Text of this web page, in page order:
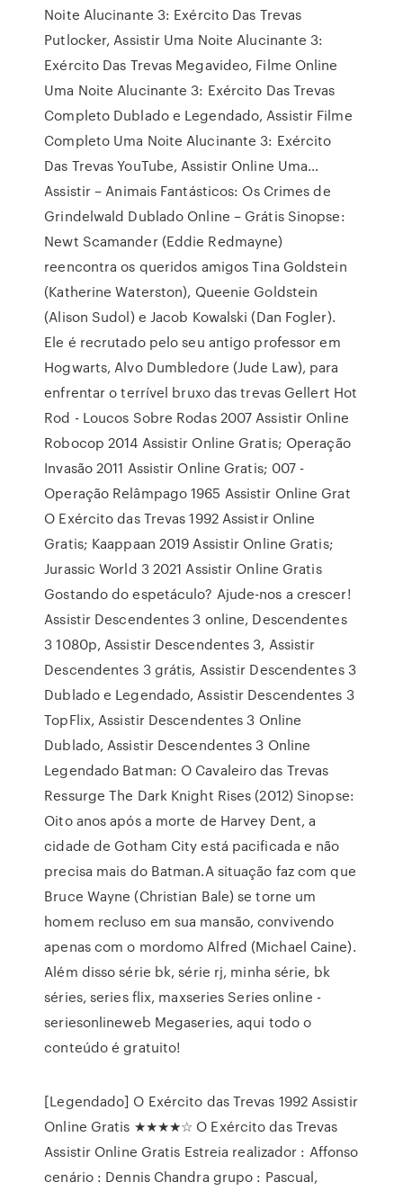
Noite Alucinante 3: Exército Das Trevas
Putlocker, Assistir Uma Noite Alucinante 3:
Exército Das Trevas Megavideo, Filme Online
Uma Noite Alucinante 3: Exército Das Trevas
Completo Dublado e Legendado, Assistir Filme
Completo Uma Noite Alucinante 3: Exército
Das Trevas YouTube, Assistir Online Uma…
Assistir – Animais Fantásticos: Os Crimes de
Grindelwald Dublado Online – Grátis Sinopse:
Newt Scamander (Eddie Redmayne)
reencontra os queridos amigos Tina Goldstein
(Katherine Waterston), Queenie Goldstein
(Alison Sudol) e Jacob Kowalski (Dan Fogler).
Ele é recrutado pelo seu antigo professor em
Hogwarts, Alvo Dumbledore (Jude Law), para
enfrentar o terrível bruxo das trevas Gellert Hot
Rod - Loucos Sobre Rodas 2007 Assistir Online
Robocop 2014 Assistir Online Gratis; Operação
Invasão 2011 Assistir Online Gratis; 007 -
Operação Relâmpago 1965 Assistir Online Grat
O Exército das Trevas 1992 Assistir Online
Gratis; Kaappaan 2019 Assistir Online Gratis;
Jurassic World 3 2021 Assistir Online Gratis
Gostando do espetáculo? Ajude-nos a crescer!
Assistir Descendentes 3 online, Descendentes
3 1080p, Assistir Descendentes 3, Assistir
Descendentes 3 grátis, Assistir Descendentes 3
Dublado e Legendado, Assistir Descendentes 3
TopFlix, Assistir Descendentes 3 Online
Dublado, Assistir Descendentes 3 Online
Legendado Batman: O Cavaleiro das Trevas
Ressurge The Dark Knight Rises (2012) Sinopse:
Oito anos após a morte de Harvey Dent, a
cidade de Gotham City está pacificada e não
precisa mais do Batman.A situação faz com que
Bruce Wayne (Christian Bale) se torne um
homem recluso em sua mansão, convivendo
apenas com o mordomo Alfred (Michael Caine).
Além disso série bk, série rj, minha série, bk
séries, series flix, maxseries Series online -
seriesonlineweb Megaseries, aqui todo o
conteúdo é gratuito!
[Legendado] O Exército das Trevas 1992 Assistir
Online Gratis ★★★★☆ O Exército das Trevas
Assistir Online Gratis Estreia realizador : Affonso
cenário : Dennis Chandra grupo : Pascual,